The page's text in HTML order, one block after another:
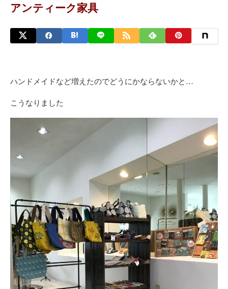
アンティーク家具
ハンドメイドなど増えたのでどうにかならないかと…
こうなりました